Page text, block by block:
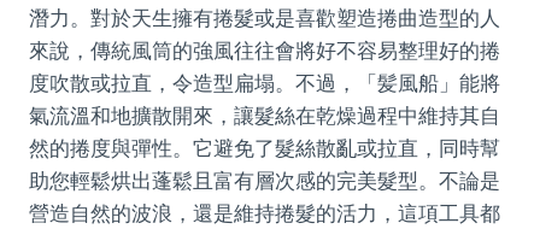
潛力。對於天生擁有捲髮或是喜歡塑造捲曲造型的人
來說，傳統風筒的強風往往會將好不容易整理好的捲
度吹散或拉直，令造型扁塌。不過，「髪風船」能將
氣流溫和地擴散開來，讓髮絲在乾燥過程中維持其自
然的捲度與彈性。它避免了髮絲散亂或拉直，同時幫
助您輕鬆烘出蓬鬆且富有層次感的完美髮型。不論是
營造自然的波浪，還是維持捲髮的活力，這項工具都